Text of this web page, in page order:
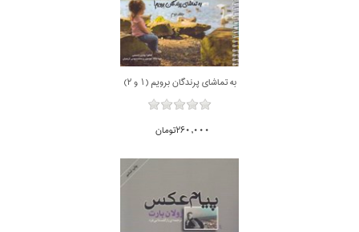
به تماشاي پرندگان برويم (1 و 2)
260,000تومان